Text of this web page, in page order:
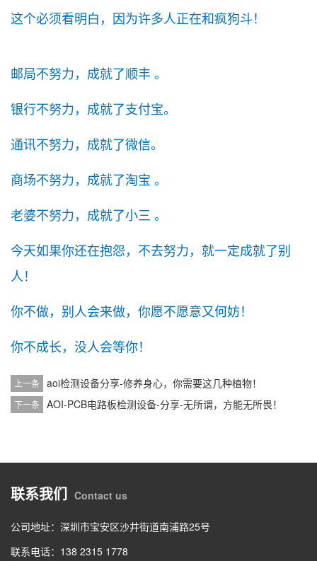
这个必须看明白，因为许多人正在和疯狗斗！
邮局不努力，成就了顺丰 。
银行不努力，成就了支付宝。
通讯不努力，成就了微信。
商场不努力，成就了淘宝 。
老婆不努力，成就了小三 。
今天如果你还在抱怨，不去努力，就一定成就了别
人！
你不做，别人会来做，你愿不愿意又何妨！
你不成长，没人会等你！
上一条 aoi检测设备分享-修养身心，你需要这几种植物！
下一条 AOI-PCB电路板检测设备-分享-无所谓，方能无所畏！
联系我们 Contact us
公司地址：深圳市宝安区沙井街道南浦路25号
联系电话：138 2315 1778